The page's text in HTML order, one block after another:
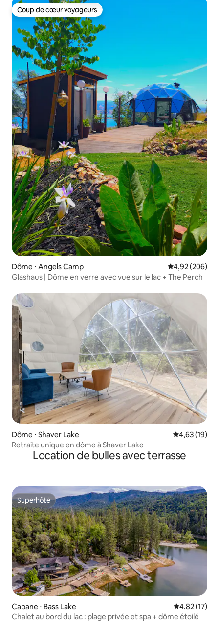
Coup de cœur voyageurs
Coup de cœur voyageurs
Dôme ⋅ Angels Camp Évaluation
4,92 (206)
Glashaus | Dôme en verre avec vue sur le lac + The Perch
Dôme ⋅ Shaver Lake Évaluation
4,63 (19)
Retraite unique en dôme à Shaver Lake
Location de bulles avec terrasse
Superhôte
Superhôte
Cabane ⋅ Bass Lake Évaluation
4,82 (17)
Chalet au bord du lac : plage privée et spa + dôme étoilé